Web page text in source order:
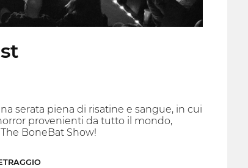
serata piena di risatine e sangue, in cui
provenienti da tutto il mondo,
BoneBat Show!